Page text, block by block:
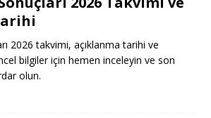
2026 takvimi, açıklanma tarihi ve
bilgiler için hemen inceleyin ve son
olun.